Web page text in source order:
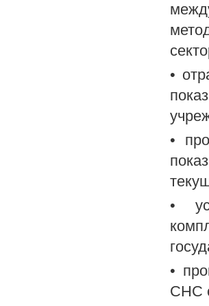
•
•
•
•
СНС